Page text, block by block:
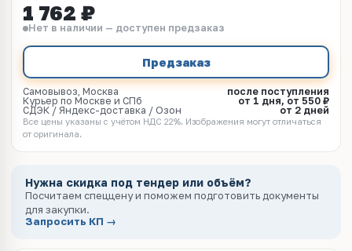
1 762 ₽
Нет в наличии — доступен предзаказ
Предзаказ
Самовывоз, Москва
после поступления
Курьер по Москве и СПб
от 1 дня, от 550 ₽
СДЭК / Яндекс-доставка / Озон
от 2 дней
Все цены указаны с учётом НДС 22%. Изображения могут отличаться
от оригинала.
Нужна скидка под тендер или объём?
Посчитаем спеццену и поможем подготовить документы
для закупки.
Запросить КП →